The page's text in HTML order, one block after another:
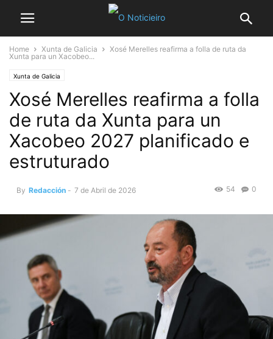
Home Xunta de Galicia
Xosé Merelles reafirma a folla de ruta da
Xunta para un Xacobeo...
Xunta de Galicia
Xosé Merelles reafirma a folla
de ruta da Xunta para un
Xacobeo 2027 planificado e
estruturado
By Redacción - 7 de Abril de 2026 0
54